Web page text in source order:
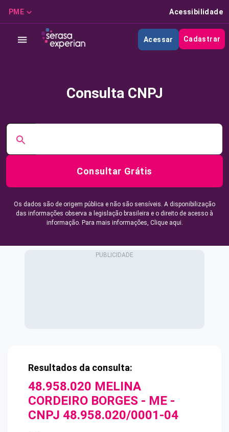
PME Acessibilidade
Acessar Cadastrar
Consulta CNPJ
Consultar Grátis
Os dados são de origem pública e não são sensíveis. A disponibilização
das informações observa a legislação brasileira e o direito de acesso à
informação. Para mais informações, Clique aqui.
Resultados da consulta:
48.958.020 MELINA
CORDEIRO BORGES - ME -
CNPJ 48.958.020/0001-04